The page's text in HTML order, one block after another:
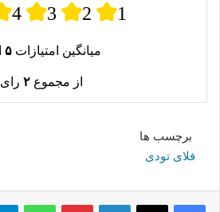
4 3 2 1
میانگین امتیازات ۵
از مجموع ۲ رای
برچسب ها
فلای تودی
لینکدین پینترستواتس آپ